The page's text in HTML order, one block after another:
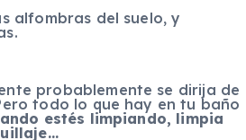
alfombras del suelo, y
probablemente se dirija de
todo lo que hay en tu baño
estés limpiando, limpia